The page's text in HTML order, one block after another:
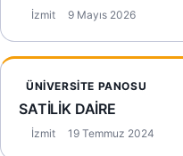
İzmit 9 Mayıs 2026
ÜNIVERSITE PANOSU
SATİLİK DAİRE
İzmit 19 Temmuz 2024